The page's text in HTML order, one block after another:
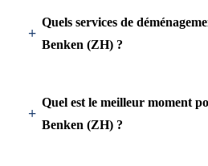
Quels services de
Benken (ZH) ?
Quel est le meilleur moment
Benken (ZH) ?